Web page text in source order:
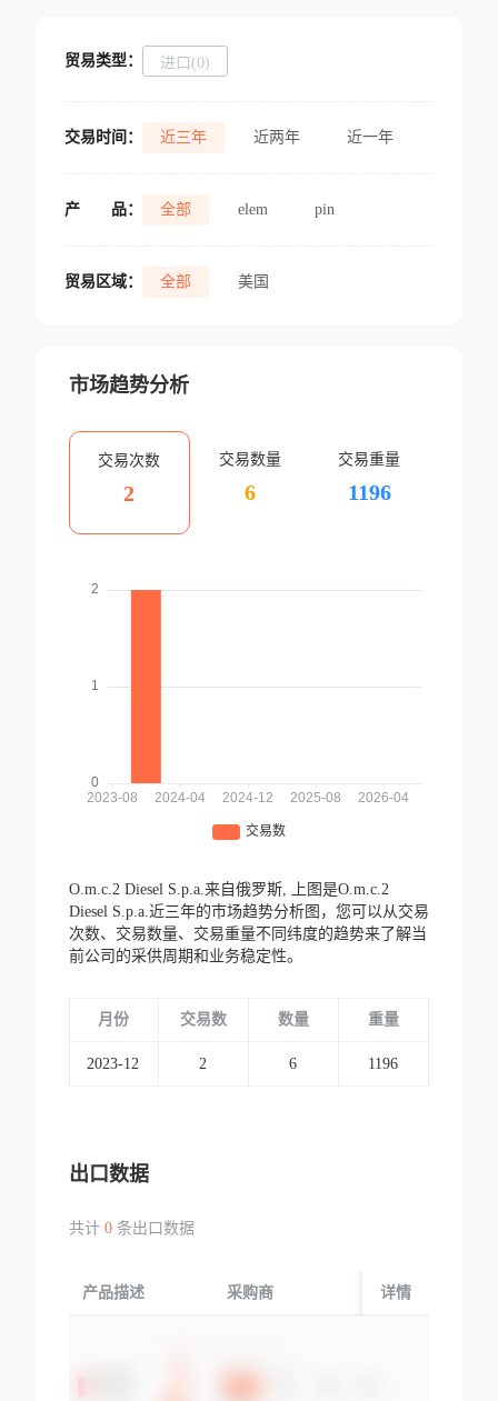
贸易类型： 进口(0)
交易时间： 近三年 近两年 近一年
产 品： 全部 elem pin
贸易区域： 全部 美国
市场趋势分析
交易次数
2
交易数量
6
交易重量
1196
O.m.c.2 Diesel S.p.a.来自俄罗斯,
上图是O.m.c.2
Diesel S.p.a.近三年的市场趋势分析图，您可以从交易
次数、交易数量、交易重量不同纬度的趋势来了解当
前公司的采供周期和业务稳定性。
月份 交易数 数量 重量
2023-12 2 6 1196
出口数据
共计 0条出口数据
产品描述 采购商 起运国/地区
详情